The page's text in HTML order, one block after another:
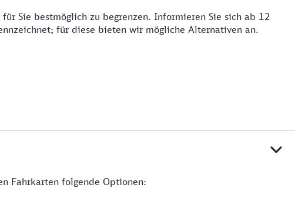
Sie bestmöglich zu begrenzen. Informieren Sie sich ab 12
für diese bieten wir mögliche Alternativen an.
Fahrkarten folgende Optionen: